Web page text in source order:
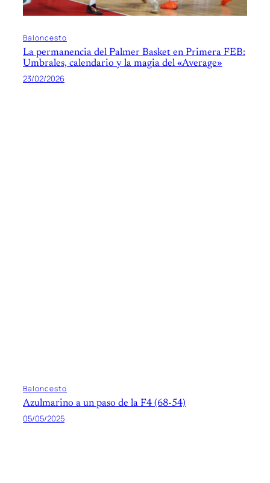
Baloncesto
La permanencia del Palmer Basket en Primera FEB:
Umbrales, calendario y la magia del «Average»
23/02/2026
Baloncesto
Azulmarino a un paso de la F4 (68-54)
05/05/2025